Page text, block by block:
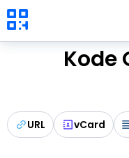
Kode
URL vCard